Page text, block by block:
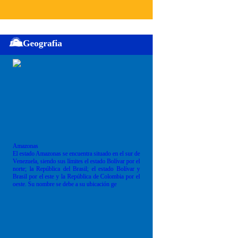
Geografia
Amazonas
El estado Amazonas se encuentra situado en el sur de
Venezuela, siendo sus límites el estado Bolívar por el
norte; la República del Brasil; el estado Bolívar y
Brasil por el este y la República de Colombia por el
oeste. Su nombre se debe a su ubicación ge